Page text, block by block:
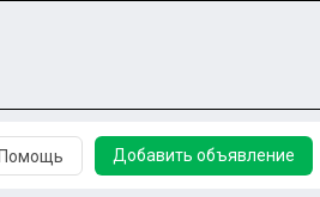
Добавить объявление